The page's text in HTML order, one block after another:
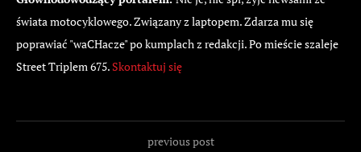
świata motocyklowego. Związany z laptopem. Zdarza mu się
poprawiać "waCHacze" po kumplach z redakcji. Po mieście szaleje
Street Triplem 675. Skontaktuj się
previous post